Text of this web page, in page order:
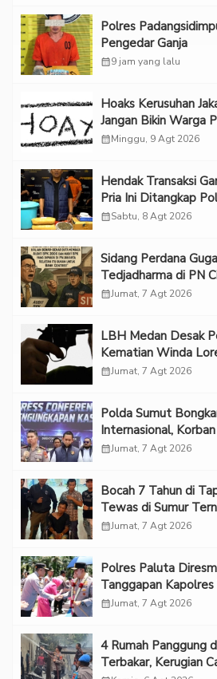
Polres
Pengedar Ganja
calendar_month9 jam yang lalu
Hoaks Kerusuhan
Jangan Bikin Warga
calendar_monthMinggu, 9 Agt 2026
Hendak Transaksi
Pria Ini Ditangkap
calendar_monthSabtu, 8 Agt 2026
Sidang Perdana
Tedjadharma di PN
PUPN Mangkir
calendar_monthJumat, 7 Agt 2026
LBH Medan Desak
Kematian Winda
calendar_monthJumat, 7 Agt 2026
Polda Sumut
Internasional,
calendar_monthJumat, 7 Agt 2026
Bocah 7 Tahun di
Tewas di Sumur
Kekerasan Seksual
calendar_monthJumat, 7 Agt 2026
Polres Paluta
Tanggapan
calendar_monthJumat, 7 Agt 2026
‎4 Rumah Panggung
Terbakar, Kerugian